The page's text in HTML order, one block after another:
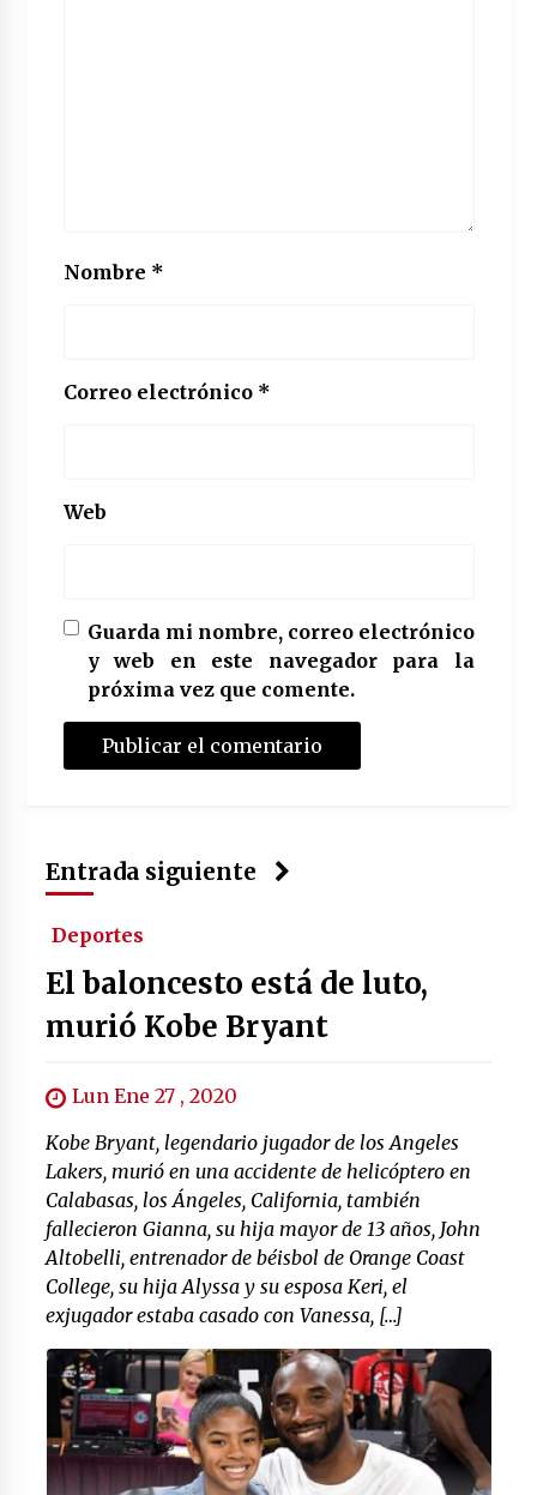
Nombre *
Correo electrónico *
Web
Guarda mi nombre, correo electrónico
y web en este navegador para la
próxima vez que comente.
Entrada siguiente
Deportes
El baloncesto está de luto,
murió Kobe Bryant
Lun Ene 27 , 2020
Kobe Bryant, legendario jugador de los Angeles
Lakers, murió en una accidente de helicóptero en
Calabasas, los Ángeles, California, también
fallecieron Gianna, su hija mayor de 13 años, John
Altobelli, entrenador de béisbol de Orange Coast
College, su hija Alyssa y su esposa Keri, el
exjugador estaba casado con Vanessa, […]